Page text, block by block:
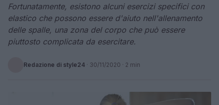
Fortunatamente, esistono alcuni esercizi specifici con
elastico che possono essere d'aiuto nell'allenamento
delle spalle, una zona del corpo che può essere
piuttosto complicata da esercitare.
Redazione di style24 · 30/11/2020 · 2 min